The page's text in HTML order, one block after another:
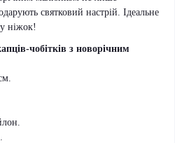
святковий настрій. Ідеальне
ніжок!
чобітків з новорічним